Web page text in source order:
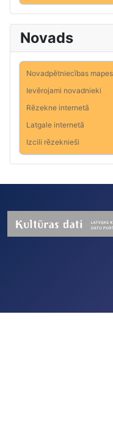
Novads
Novadpētniecības mapes
Ievērojami novadnieki
Rēzekne internetā
Latgale internetā
Izcili rēzeknieši